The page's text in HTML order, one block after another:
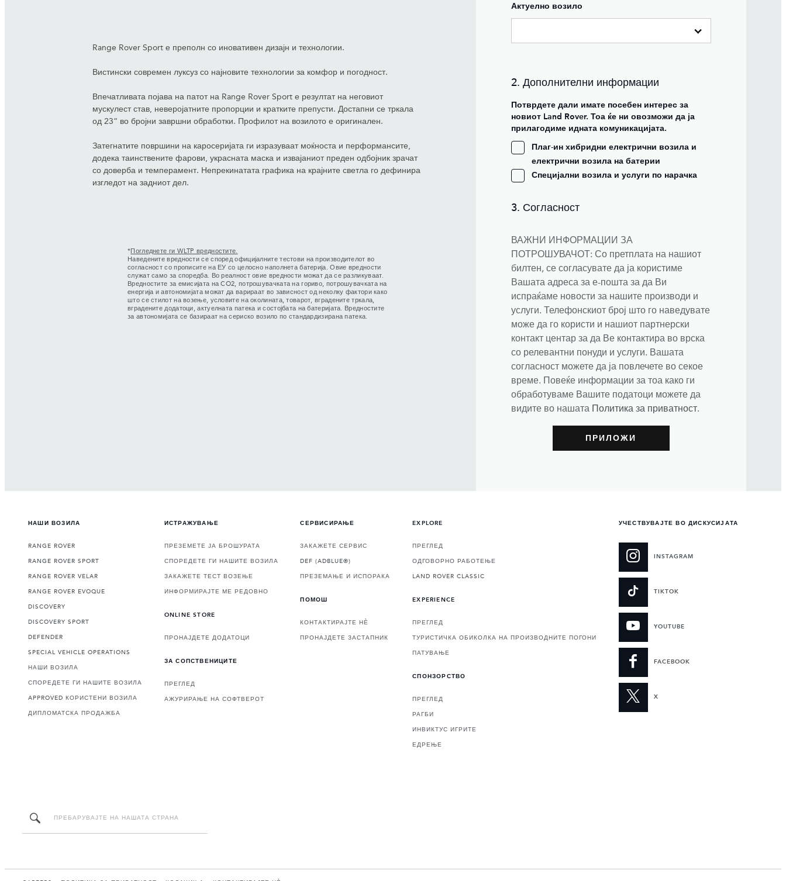
Range Rover Sport е преполн со иновативен дизајн и технологии.
Вистински современ луксуз со најновите технологии за комфор и погодност.
Впечатливата појава на патот на Range Rover Sport е резултат на неговиот
мускулест став, неверојатните пропорции и кратките препусти. Достапни се тркала
од 23“ во бројни завршни обработки. Профилот на возилото е оригинален.
Затегнатите површини на каросеријата ги изразуваат моќноста и перформансите,
додека таинствените фарови, украсната маска и извајаниот преден одбојник зрачат
со доверба и темперамент. Непрекинатата графика на крајните светла го дефинира
изгледот на задниот дел.
*Погледнете ги WLTP вредностите.
Наведените вредности се според официјалните тестови на производителот во
согласност со прописите на ЕУ со целосно наполнета батерија. Овие вредности
служат само за споредба. Во реалност овие вредности можат да се разликуваат.
Вредностите за емисијата на CO2, потрошувачката на гориво, потрошувачката на
енергија и автономијата можат да варираат во зависност од неколку фактори како
што се стилот на возење, условите на околината, товарот, вградените тркала,
вградените додатоци, актуелната патека и состојбата на батеријата. Вредностите
за автономијата се базираат на сериско возило по стандардизирана патека.
Актуелно возило
2. Дополнителни информации
Потврдете дали имате посебен интерес за
новиот Land Rover. Тоа ќе ни овозможи да ја
прилагодиме идната комуникацијата.
Плаг-ин хибридни електрични возила и
електрични возила на батерии
Специјални возила и услуги по нарачка
3. Согласност
ВАЖНИ ИНФОРМАЦИИ ЗА
ПОТРОШУВАЧОТ: Со претплатa на нашиот
билтен, се согласувате да ја користиме
Вашата адреса за е-пошта за да Ви
испраќаме новости за нашите производи и
услуги. Телефонскиот број што го наведувате
може да го користи и нашиот партнерски
контакт центар за да Ве контактира во врска
со релевантни понуди и услуги. Вашата
согласност можете да ја повлечете во секое
време. Повеќе информации за тоа како ги
обработуваме Вашите податоци можете да
видите во нашата
Политика за приватност.
НАШИ ВОЗИЛА
RANGE ROVER
RANGE ROVER SPORT
RANGE ROVER VELAR
RANGE ROVER EVOQUE
DISCOVERY
DISCOVERY SPORT
DEFENDER
SPECIAL VEHICLE OPERATIONS
НАШИ ВОЗИЛА
СПОРЕДЕТЕ ГИ НАШИТЕ ВОЗИЛА
APPROVED КОРИСТЕНИ ВОЗИЛА
ДИПЛОМАТСКА ПРОДАЖБА
ИСТРАЖУВАЊЕ
ПРЕЗЕМЕТЕ ЈА БРОШУРАТА
СПОРЕДЕТЕ ГИ НАШИТЕ ВОЗИЛА
ЗАКАЖЕТЕ ТЕСТ ВОЗЕЊЕ
ИНФОРМИРАЈТЕ МЕ РЕДОВНО
ONLINE STORE
ПРОНАЈДЕТЕ ДОДАТОЦИ
ЗА СОПСТВЕНИЦИТЕ
ПРЕГЛЕД
АЖУРИРАЊЕ НА СОФТВЕРОТ
СЕРВИСИРАЊЕ
ЗАКАЖЕТЕ СЕРВИС
DEF (ADBLUE®)
ПРЕЗЕМАЊЕ И ИСПОРАКА
ПОМОШ
КОНТАКТИРАЈТЕ НЀ
ПРОНАЈДЕТЕ ЗАСТАПНИК
EXPLORE
ПРЕГЛЕД
ОДГОВОРНО РАБОТЕЊЕ
LAND ROVER CLASSIC
EXPERIENCE
ПРЕГЛЕД
ТУРИСТИЧКА ОБИКОЛКА НА ПРОИЗВОДНИТЕ ПОГОНИ
ПАТУВАЊЕ
СПОНЗОРСТВО
ПРЕГЛЕД
РАГБИ
ИНВИКТУС ИГРИТЕ
ЕДРЕЊЕ
УЧЕСТВУВАЈТЕ ВО ДИСКУСИЈАТА
INSTAGRAM
TIKTOK
YOUTUBE
FACEBOOK
X